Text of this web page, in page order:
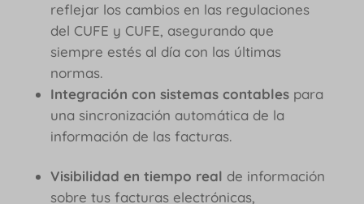
reflejar los cambios en las regulaciones
del CUFE y CUFE, asegurando que
siempre estés al día con las últimas
normas.
Integración con sistemas contables para
una sincronización automática de la
información de las facturas.
Visibilidad en tiempo real de información
sobre tus facturas electrónicas,